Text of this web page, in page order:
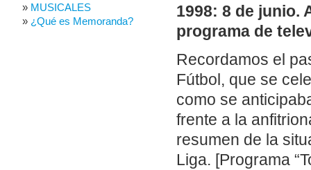
1998: 8 de junio.
programa de
Recordamos el
Fútbol, que se
como se
frente a la
resumen de la
Liga. [Programa
MUSICALES
¿Qué es Memoranda?